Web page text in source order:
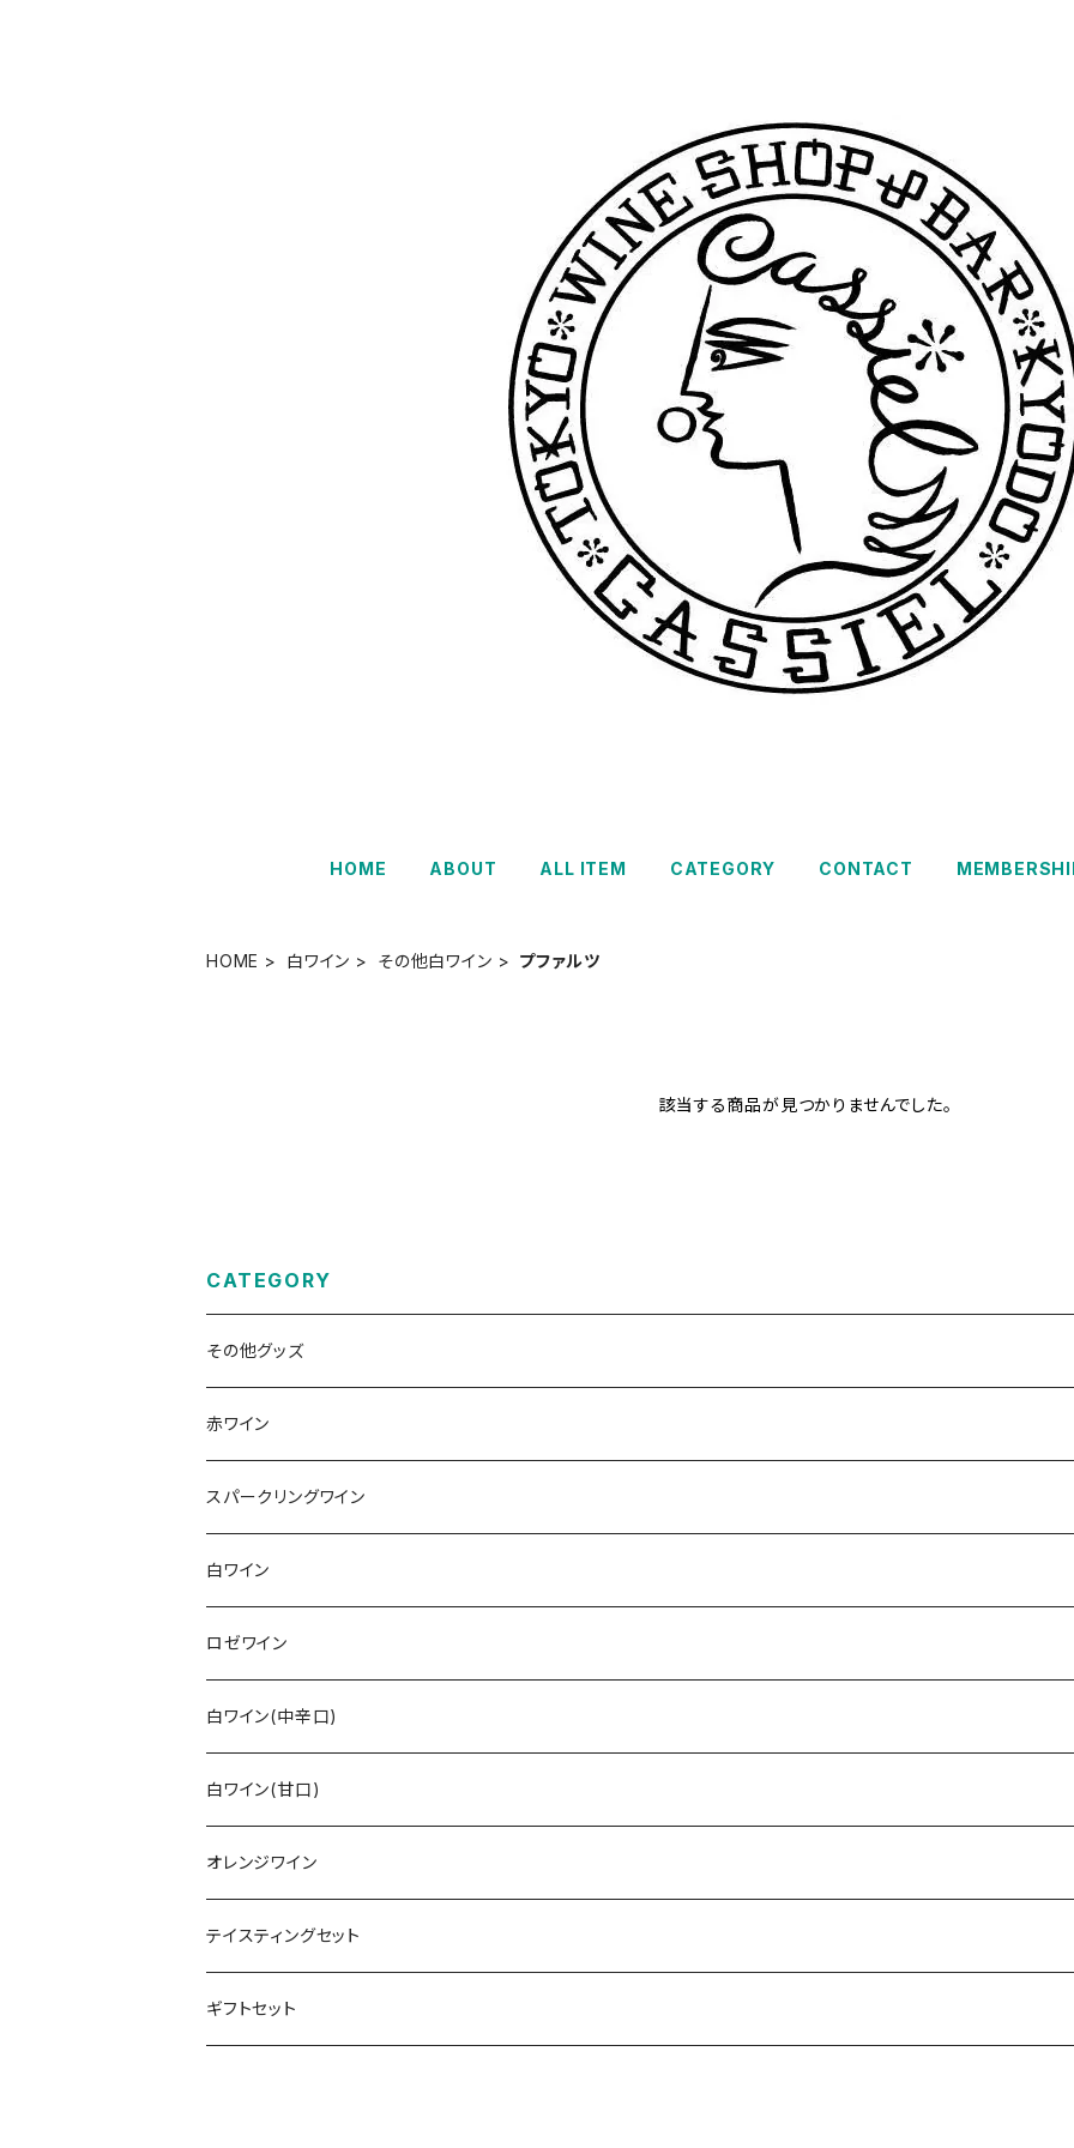
HOME ABOUT ALL ITEM CATEGORY CONTACT
HOME 白ワイン その他白ワイン プファルツ
該当する商品が見つかりませんでした。
CATEGORY
その他グッズ
赤ワイン
その他赤ワイン
カベルネ・ソーヴィニョン
トロリンガー
シュペートブルグンダー(ピノ・ノワール)
バーデン
ラインガウ
ラインヘッセン
レンベルガー
ヴュルテンベルク
トロリンガー
ヴュルテンベルク
ドルンフェルダー
ザーレ・ウンストルート
スパークリングワイン
ロゼゼクト
白ゼクト
バーデン
モーゼル
白ワイン
リースリング
モーゼル
ラインガウ
ジルヴァーナー
フランケン
ザーレ・ウンストルート
その他白ワイン
プファルツ
ラインヘッセン
ヴァイスブルグンダー
モーゼル
プファルツ
グラウブルグンダー
バーデン
シャルドネ
ロゼワイン
その他
プファルツ
モーゼル
シュペートブルグンダー(ピノ・ノワール)
モーゼル
ラインヘッセン
白ワイン(中辛口)
リースリング
モーゼル
ラインヘッセン
ショイレーベ
フランケン
バフース
フランケン
キュヴェ(ブレンド)
白ワイン(甘口)
リースリング
モーゼル
ラインガウ
その他
プファルツ
ヴュルツァー
オレンジワイン
その他
プファルツ
リースリング
テイスティングセット
ギフトセット